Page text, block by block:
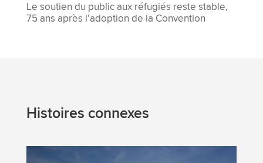
Le soutien du public aux réfugiés reste stable,
75 ans après l’adoption de la Convention
Histoires connexes